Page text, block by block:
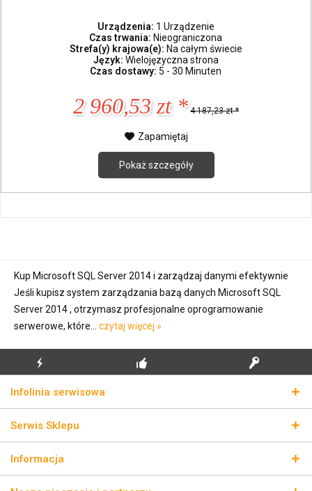
Urządzenia: 1 Urządzenie
Czas trwania: Nieograniczona
Strefa(y) krajowa(e): Na całym świecie
Język: Wielojęzyczna strona
Czas dostawy: 5 - 30 Minuten
2 960,53 zt * 4 187,23 zt *
Zapamiętaj
Pokaż szczegóły
Kup Microsoft SQL Server 2014 i zarządzaj danymi efektywnie
Jeśli kupisz system zarządzania bazą danych Microsoft SQL
Server 2014 , otrzymasz profesjonalne oprogramowanie
serwerowe, które... czytaj więcej »
WYSYŁKA
Infolinia serwisowa
Serwis Sklepu
Informacja